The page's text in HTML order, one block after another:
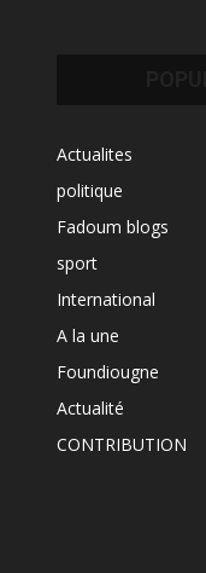
Actualites
politique
Fadoum blogs
sport
International
A la une
Foundiougne
Actualité
CONTRIBUTION